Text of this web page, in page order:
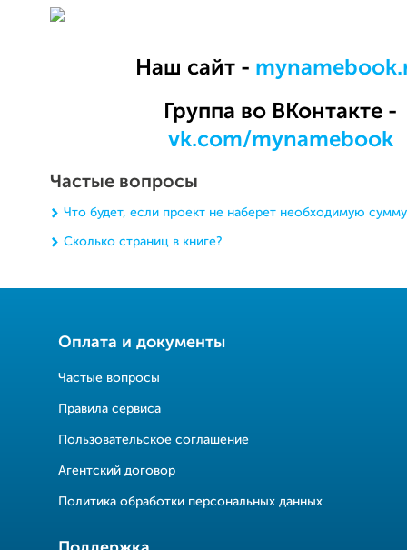
Наш сайт -
Группа во ВКонтакте -
vk.com/mynamebook
Частые вопросы
Что будет, если проект не наберет необходимую
Сколько страниц в книге?
Оплата и документы
Частые вопросы
Правила сервиса
Пользовательское соглашение
Агентский договор
Политика обработки персональных данных